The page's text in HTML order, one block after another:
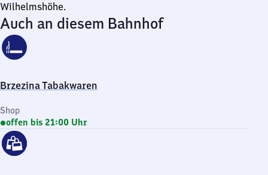
Uhr
Wilhelmshöhe.
Auch an diesem Bahnhof
Brzezina Tabakwaren
Shop
offen bis 21:00 Uhr